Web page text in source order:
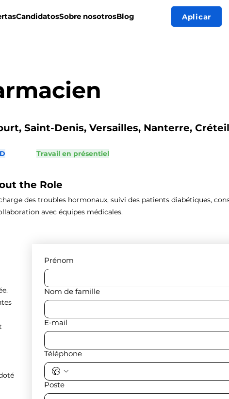
CandidatosSobre nosotrosBlog Aplicar
Saint-Denis, Versailles, Nanterre,
Travail en présentiel
the Role
des troubles hormonaux, suivi des patients diabétiques,
avec équipes médicales.
Prénom
Nom de famille
E‑mail
Téléphone
Poste